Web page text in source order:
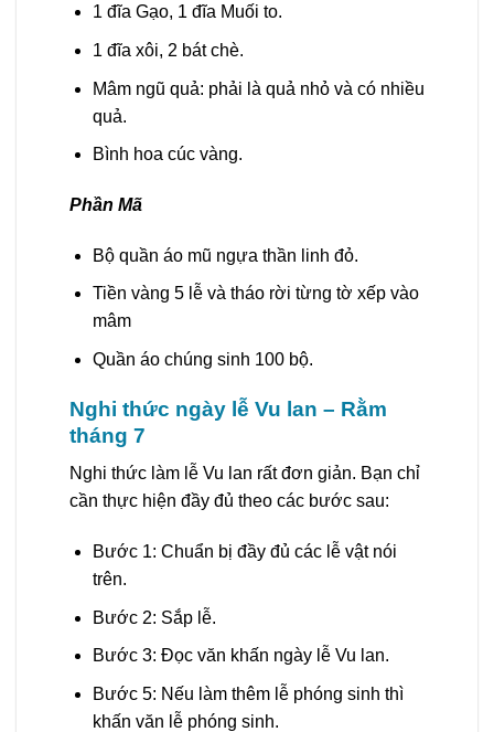
1 đĩa Gạo, 1 đĩa Muối to.
1 đĩa xôi, 2 bát chè.
Mâm ngũ quả: phải là quả nhỏ và có nhiều
quả.
Bình hoa cúc vàng.
Phần Mã
Bộ quần áo mũ ngựa thần linh đỏ.
Tiền vàng 5 lễ và tháo rời từng tờ xếp vào
mâm
Quần áo chúng sinh 100 bộ.
Nghi thức ngày lễ Vu lan – Rằm
tháng 7
Nghi thức làm lễ Vu lan rất đơn giản. Bạn chỉ
cần thực hiện đầy đủ theo các bước sau:
Bước 1: Chuẩn bị đầy đủ các lễ vật nói
trên.
Bước 2: Sắp lễ.
Bước 3: Đọc văn khấn ngày lễ Vu lan.
Bước 5: Nếu làm thêm lễ phóng sinh thì
khấn văn lễ phóng sinh.